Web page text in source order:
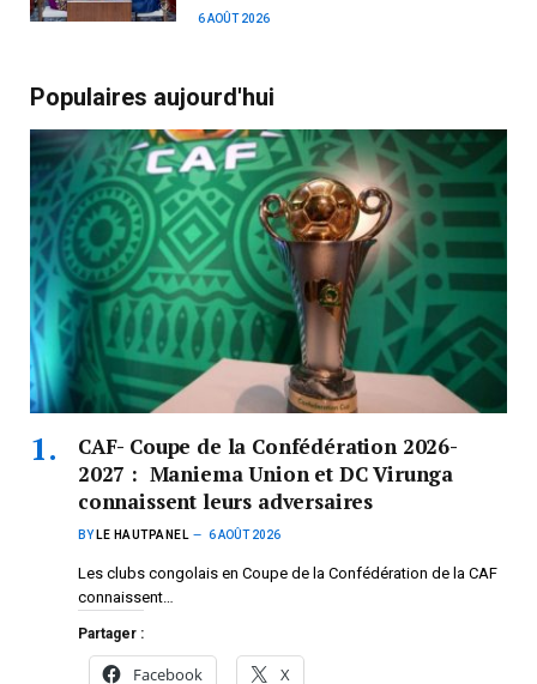
6 AOÛT 2026
Populaires aujourd'hui
CAF- Coupe de la Confédération 2026-
2027 : Maniema Union et DC Virunga
connaissent leurs adversaires
BY LE HAUTPANEL 6 AOÛT 2026
Les clubs congolais en Coupe de la Confédération de la CAF
connaissent…
Partager :
Facebook X